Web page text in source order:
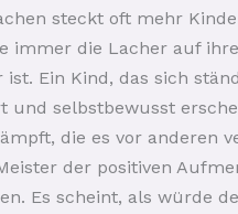
steckt oft mehr
immer die Lacher auf
Ein Kind, das sich
selbstbewusst
die es vor anderen
der positiven
Es scheint, als würde